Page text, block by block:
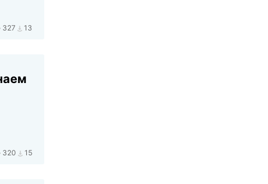
327 13
320 15